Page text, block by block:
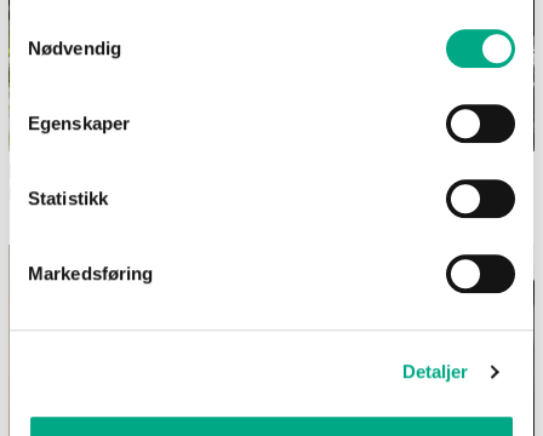
Samtykkevalg
Nødvendig
Egenskaper
Statistikk
Markedsføring
Detaljer
hagen morsomme aktiviteter uten